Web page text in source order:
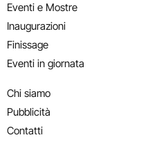
Eventi e Mostre
Inaugurazioni
Finissage
Eventi in giornata
Chi siamo
Pubblicità
Contatti